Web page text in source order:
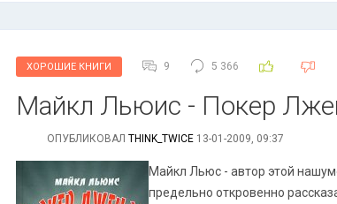
ХОРОШИЕ КНИГИ 9 5 366
Майкл Льюис - Покер
ОПУБЛИКОВАЛ THINK_TWICE 13-01-2009, 09:37
Майкл Льюс - автор этой
предельно откровенно